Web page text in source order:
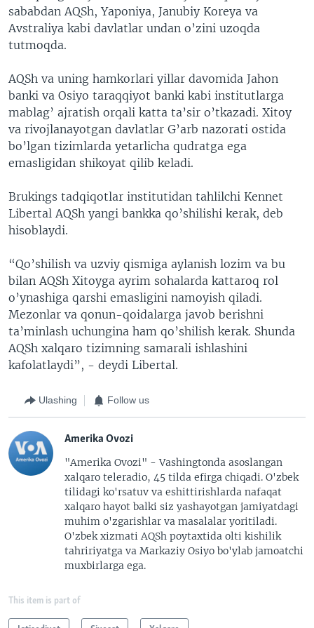
sababdan AQSh, Yaponiya, Janubiy Koreya va
Avstraliya kabi davlatlar undan o’zini uzoqda
tutmoqda.
AQSh va uning hamkorlari yillar davomida Jahon
banki va Osiyo taraqqiyot banki kabi institutlarga
mablag’ ajratish orqali katta ta’sir o’tkazadi. Xitoy
va rivojlanayotgan davlatlar G’arb nazorati ostida
bo’lgan tizimlarda yetarlicha qudratga ega
emasligidan shikoyat qilib keladi.
Brukings tadqiqotlar institutidan tahlilchi Kennet
Libertal AQSh yangi bankka qo’shilishi kerak, deb
hisoblaydi.
“Qo’shilish va uzviy qismiga aylanish lozim va bu
bilan AQSh Xitoyga ayrim sohalarda kattaroq rol
o’ynashiga qarshi emasligini namoyish qiladi.
Mezonlar va qonun-qoidalarga javob berishni
ta’minlash uchungina ham qo’shilish kerak. Shunda
AQSh xalqaro tizimning samarali ishlashini
kafolatlaydi”, - deydi Libertal.
Ulashing Follow us
Amerika Ovozi
"Amerika Ovozi" - Vashingtonda asoslangan
xalqaro teleradio, 45 tilda efirga chiqadi. O'zbek
tilidagi ko'rsatuv va eshittirishlarda nafaqat
xalqaro hayot balki siz yashayotgan jamiyatdagi
muhim o'zgarishlar va masalalar yoritiladi.
O'zbek xizmati AQSh poytaxtida olti kishilik
tahririyatga va Markaziy Osiyo bo'ylab jamoatchi
muxbirlarga ega.
This item is part of